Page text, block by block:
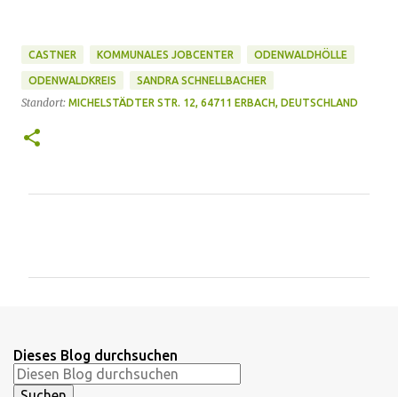
CASTNER KOMMUNALES JOBCENTER ODENWALDHÖLLE
ODENWALDKREIS SANDRA SCHNELLBACHER
Standort: MICHELSTÄDTER STR. 12, 64711 ERBACH, DEUTSCHLAND
t
Dieses Blog durchsuchen